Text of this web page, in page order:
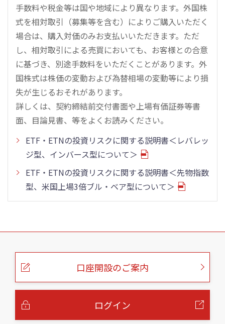
手数料や税金等は国や地域により異なります。外国株
式を相対取引（募集等を含む）によりご購入いただく
場合は、購入対価のみお支払いいただきます。ただ
し、相対取引による売買においても、お客様との合意
に基づき、別途手数料をいただくことがあります。外
国株式は株価の変動および為替相場の変動等により損
失が生じるおそれがあります。
詳しくは、契約締結前交付書面や上場有価証券等書
面、目論見書、等をよくお読みください。
ETF・ETNの投資リスクに関する説明書＜レバレッ
ジ型、インバース型について＞
ETF・ETNの投資リスクに関する説明書＜先物指数
型、米国上場3倍ブル・ベア型について＞
こ
口座開設のご案内
ログイン